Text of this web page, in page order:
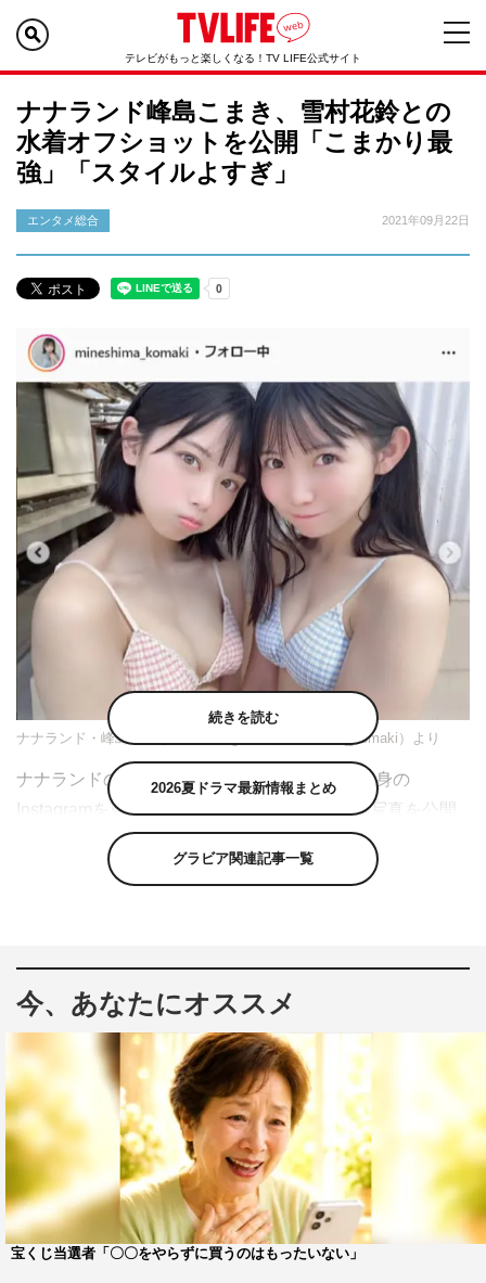
テレビがもっと楽しくなる！TV LIFE公式サイト
ナナランド峰島こまき、雪村花鈴との
水着オフショットを公開「こまかり最
強」「スタイルよすぎ」
エンタメ総合 2021年09月22日
ナナランド・峰島こまき公式Instagram（mineshima_komaki）より
ナナランドの峰島こまきが9月21日（火）に自身の
Instagramを更新し、メンバーの雪村花鈴との写真を公開
峰島は「オフショたくさん～ 本日発売『ヤングチャンピ
着ショットを投稿した。
この投稿にフォロワーからは「かわいい❤️」「こまかり最
強でした」「お二人とも仕上げてきますね！！素敵で
す！」「オフショット全部かわいい 推し事させていただ
きます」「スタイルよすぎ」「こまかりしか勝たん」「爽
やかだね」などのコメントが寄せられている。
ナナランド・峰島こまき公式Instagram：
https://www.instagram.com/mineshima_komaki/
続きを読む
2026夏ドラマ最新情報まとめ
グラビア関連記事一覧
今、あなたにオススメ
宝くじ当選者「〇〇をやらずに買うのはもったいない」